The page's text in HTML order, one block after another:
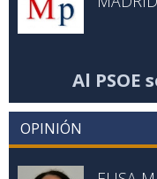
Al PSOE
OPINIÓN